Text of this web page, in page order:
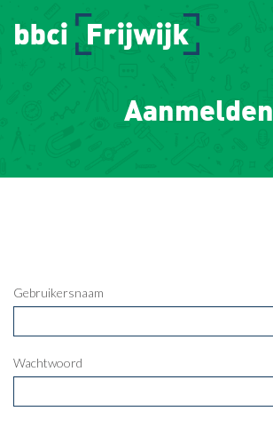
Aanmelden
Gebruikersnaam
Wachtwoord